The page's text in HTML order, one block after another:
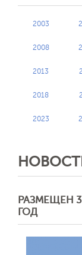
2003
2008
2013
2018
2023
РАЗМЕЩЕН
ГОД